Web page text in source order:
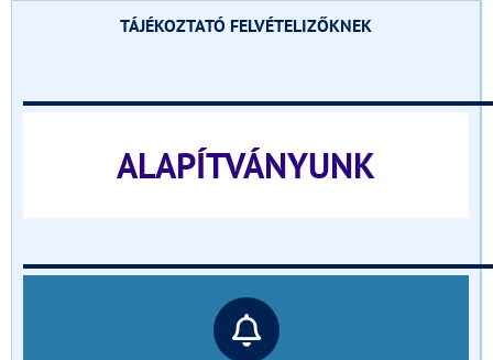
TÁJÉKOZTATÓ FELVÉTELIZŐKNEK
ALAPÍTVÁNYUNK